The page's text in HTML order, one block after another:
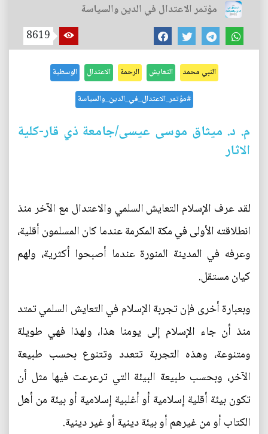
مؤتمر الاعتدال في الدين والسياسة
8619
النبي محمد التعايش الرحمة الاعتدال الوسطية
#مؤتمر_الاعتدال_في_الدين_والسياسة
م. د. ميثاق موسى عيسى/جامعة ذي قار-كلية
الاثار
لقد عرف الإسلام التعايش السلمي والاعتدال مع الآخر منذ
انطلاقته الأولى في مكة المكرمة عندما كان المسلمون أقلية،
وعرفه في المدينة المنورة عندما أصبحوا أكثرية، ولهم
كيان مستقل.
وبعبارة أخرى فإن تجربة الإسلام في التعايش السلمي تمتد
منذ أن جاء الإسلام إلى يومنا هذا، ولهذا فهي طويلة
ومتنوعة، وهذه التجربة تتعدد وتتنوع بحسب طبيعة
الآخر، وبحسب طبيعة البيئة التي ترعرعت فيها مثل أن
تكون بيئة أقلية إسلامية أو أغلبية إسلامية أو بيئة من أهل
الكتاب أو من غيرهم أو بيئة دينية أو غير دينية.